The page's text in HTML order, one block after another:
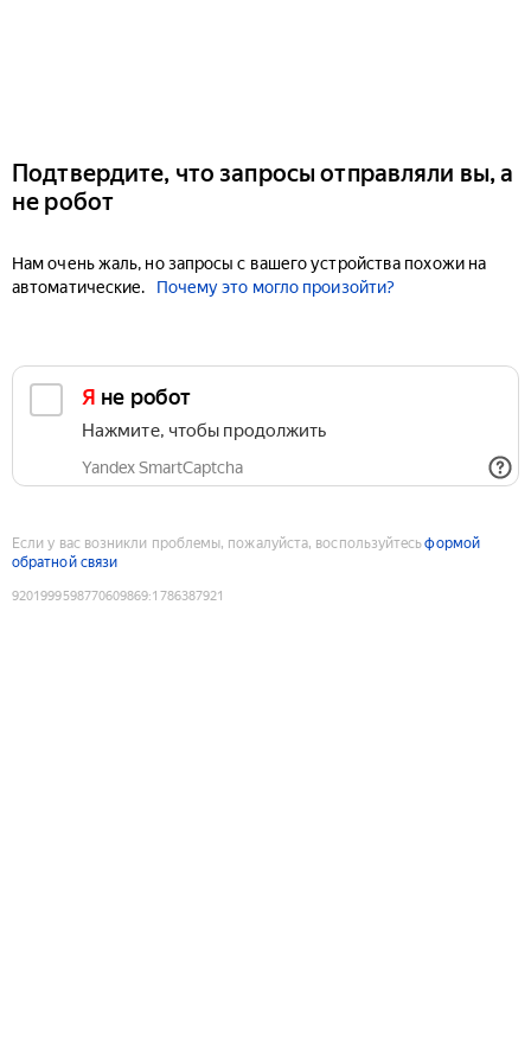
Подтвердите, что запросы отправляли вы, а
не робот
Нам очень жаль, но запросы с вашего устройства похожи на
автоматические.
Почему это могло произойти?
Я не робот
Нажмите, чтобы продолжить
Yandex SmartCaptcha
Если у вас возникли проблемы, пожалуйста, воспользуйтесьформой
обратной связи
9201999598770609869:1786387921